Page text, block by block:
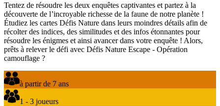
Tentez de résoudre les deux enquêtes captivantes et partez à la
découverte de l’incroyable richesse de la faune de notre planète !
Étudiez les cartes Défis Nature dans leurs moindres détails afin de
récolter des indices, des similitudes et des infos étonnantes pour
résoudre les énigmes et ainsi avancer dans votre enquête ! Alors,
prêts à relever le défi avec Défis Nature Escape - Opération
camouflage ?
à partir de 7 ans
1 - 3 joueurs